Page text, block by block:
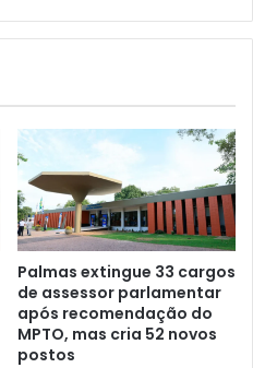
Palmas extingue 33 cargos
de assessor parlamentar
após recomendação do
MPTO, mas cria 52 novos
postos